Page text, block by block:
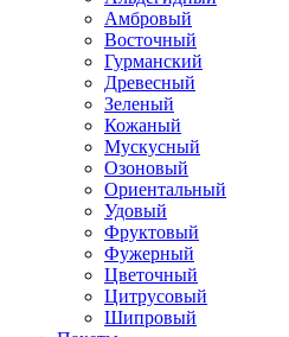
Амбровый
Восточный
Гурманский
Древесный
Зеленый
Кожаный
Мускусный
Озоновый
Ориентальный
Удовый
Фруктовый
Фужерный
Цветочный
Цитрусовый
Шипровый